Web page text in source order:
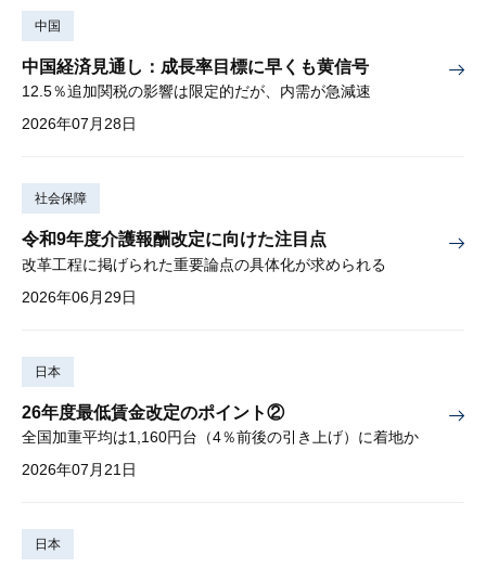
中国
中国経済見通し：成長率目標に早くも黄信号
12.5％追加関税の影響は限定的だが、内需が急減速
2026年07月28日
社会保障
令和9年度介護報酬改定に向けた注目点
改革工程に掲げられた重要論点の具体化が求められる
2026年06月29日
日本
26年度最低賃金改定のポイント②
全国加重平均は1,160円台（4％前後の引き上げ）に着地か
2026年07月21日
日本